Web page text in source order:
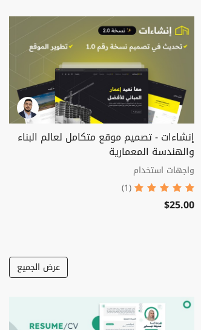
إنشاءات - تصميم موقع متكامل لعالم البناء
والهندسة المعمارية
واجهات استخدام
(1)
$25.00
عرض الجميع